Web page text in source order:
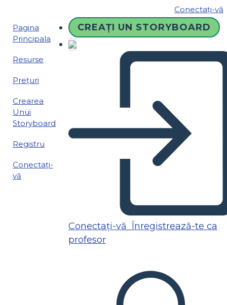
Conectați-vă
Pagina
Principala
Resurse
Prețuri
Crearea
Unui
Storyboard
Registru
Conectați-
vă
CREAȚI UN STORYBOARD
Conectați-vă Înregistrează-te ca
profesor